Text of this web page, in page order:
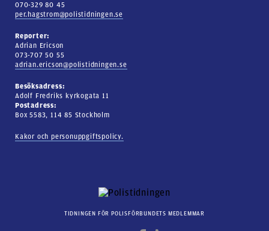
070-329 80 45
per.hagstrom@polistidningen.se
Reporter:
Adrian Ericson
073-707 50 55
adrian.ericson@polistidningen.se
Besöksadress:
Adolf Fredriks kyrkogata 11
Postadress:
Box 5583, 114 85 Stockholm
Kakor och personuppgiftspolicy.
TIDNINGEN FÖR POLISFÖRBUNDETS MEDLEMMAR